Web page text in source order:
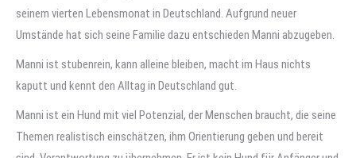
seinem vierten Lebensmonat in Deutschland. Aufgrund neuer
Umstände hat sich seine Familie dazu entschieden Manni abzugeben.
Manni ist stubenrein, kann alleine bleiben, macht im Haus nichts
kaputt und kennt den Alltag in Deutschland gut.
Manni ist ein Hund mit viel Potenzial, der Menschen braucht, die seine
Themen realistisch einschätzen, ihm Orientierung geben und bereit